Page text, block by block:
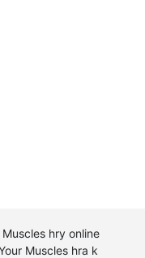
hry online
Muscles hra k